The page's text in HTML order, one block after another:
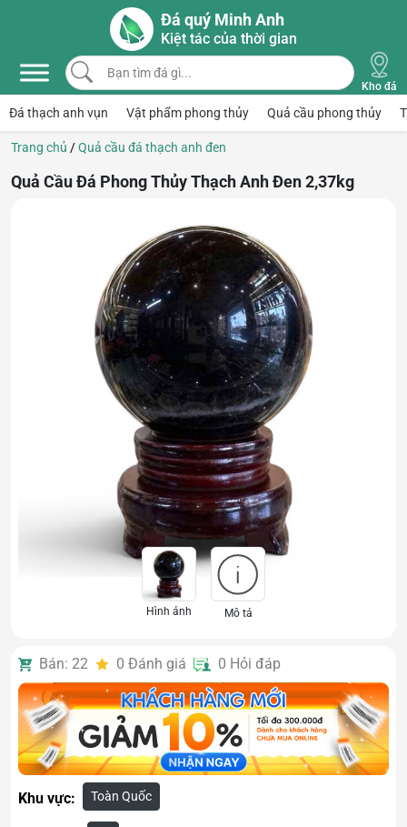
Skip to main content
Đá quý Minh Anh
Kiệt tác của thời gian
Bạn tìm đá gì...
Kho đá
Đá thạch anh vụn Vật phẩm phong thủy Quả cầu phong thủy
Trang chủ /Quả cầu đá thạch anh đen
Quả Cầu Đá Phong Thủy Thạch Anh Đen 2,37kg
Hình ảnh Mô tả
Bán: 22 0 Đánh giá 0 Hỏi đáp
Khu vực: Toàn Quốc